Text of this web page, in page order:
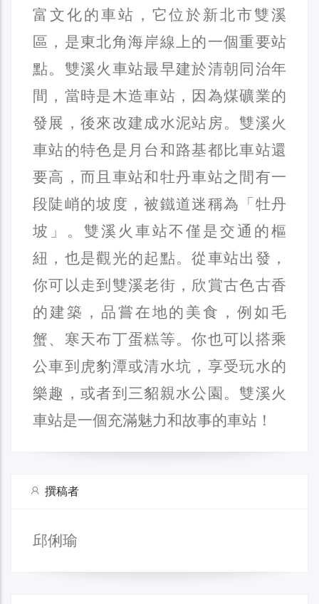
富文化的車站，它位於新北市雙溪
區，是東北角海岸線上的一個重要站
點。雙溪火車站最早建於清朝同治年
間，當時是木造車站，因為煤礦業的
發展，後來改建成水泥站房。雙溪火
車站的特色是月台和路基都比車站還
要高，而且車站和牡丹車站之間有一
段陡峭的坡度，被鐵道迷稱為「牡丹
坡」。雙溪火車站不僅是交通的樞
紐，也是觀光的起點。從車站出發，
你可以走到雙溪老街，欣賞古色古香
的建築，品嘗在地的美食，例如毛
蟹、寒天布丁蛋糕等。你也可以搭乘
公車到虎豹潭或清水坑，享受玩水的
樂趣，或者到三貂親水公園。雙溪火
車站是一個充滿魅力和故事的車站！
撰稿者
邱俐瑜